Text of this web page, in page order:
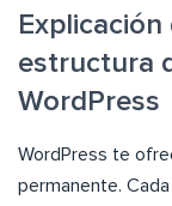
estructura
WordPress
WordPress te
permanente.